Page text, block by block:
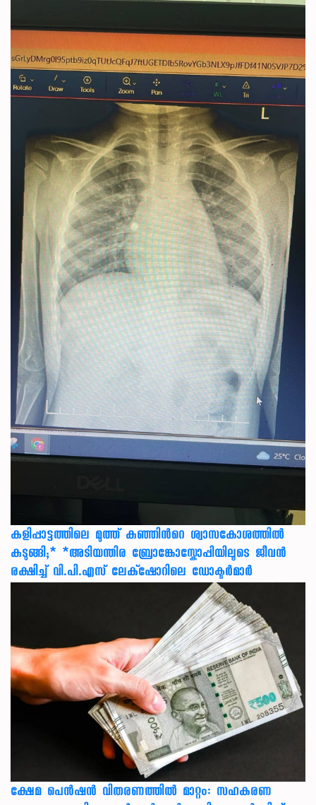
കളിപ്പാട്ടത്തിലെ മുത്ത് കുഞ്ഞിന്‍റെ ശ്വാസകോശത്തിൽ
കുടുങ്ങി;* *അടിയന്തിര ബ്രോങ്കോസ്കോപ്പിയിലൂടെ ജീവൻ
രക്ഷ‍ിച്ച് വി.പി.എസ് ലേക്‌ഷോറിലെ ഡോക്ടർമാർ
ക്ഷേമ പെൻഷൻ വിതരണത്തിൽ മാറ്റം: സഹകരണ